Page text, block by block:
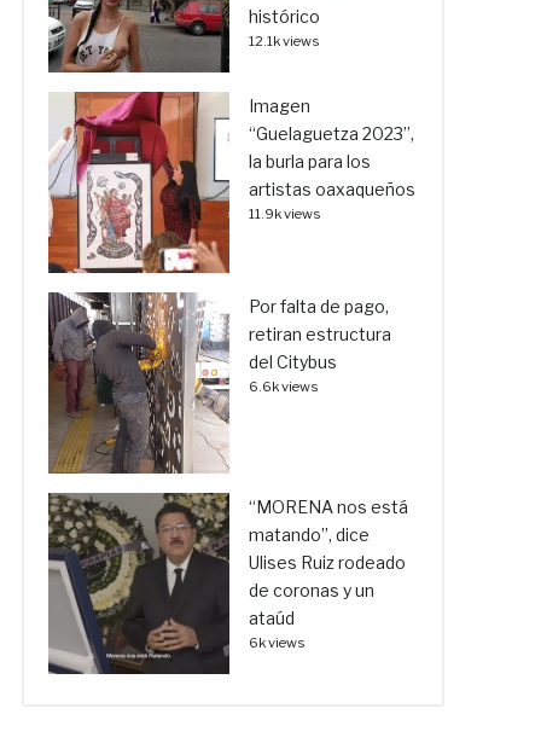
histórico
12.1k views
Imagen
“Guelaguetza 2023”,
la burla para los
artistas oaxaqueños
11.9k views
Por falta de pago,
retiran estructura
del Citybus
6.6k views
“MORENA nos está
matando”, dice
Ulises Ruiz rodeado
de coronas y un
ataúd
6k views